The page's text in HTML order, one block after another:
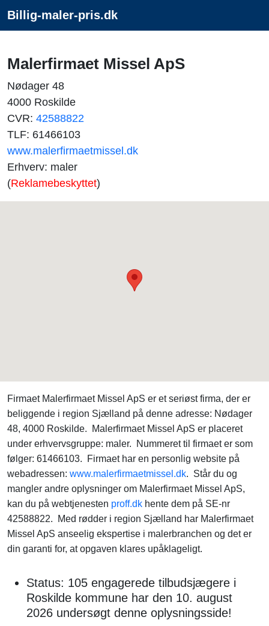
Billig-maler-pris.dk
Malerfirmaet Missel ApS
Nødager 48
4000 Roskilde
CVR: 42588822
TLF: 61466103
www.malerfirmaetmissel.dk
Erhverv: maler
(Reklamebeskyttet)
Firmaet Malerfirmaet Missel ApS er et seriøst firma, der er
beliggende i region Sjælland på denne adresse: Nødager
48, 4000 Roskilde. Malerfirmaet Missel ApS er placeret
under erhvervsgruppe: maler. Nummeret til firmaet er som
følger: 61466103. Firmaet har en personlig website på
webadressen: www.malerfirmaetmissel.dk. Står du og
mangler andre oplysninger om Malerfirmaet Missel ApS,
kan du på webtjenesten proff.dk hente dem på SE-nr
42588822. Med rødder i region Sjælland har Malerfirmaet
Missel ApS anseelig ekspertise i malerbranchen og det er
din garanti for, at opgaven klares upåklageligt.
Status: 105 engagerede tilbudsjægere i
Roskilde kommune har den 10. august
2026 undersøgt denne oplysningsside!